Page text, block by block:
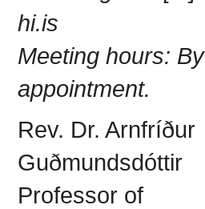
hi.is
Meeting hours: By
appointment.
Rev. Dr. Arnfríður
Guðmundsdóttir
Professor of